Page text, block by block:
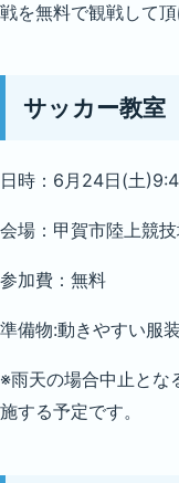
戦を無料で観戦して頂
サッカー教室
日時：6月24日(土
会場：甲賀市陸上競
参加費：無料
準備物:動きやすい服
※雨天の場合中止とな
施する予定です。